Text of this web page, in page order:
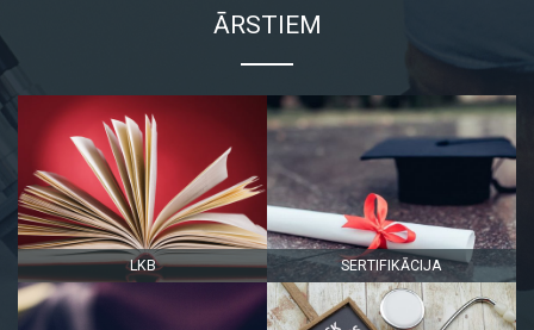
kvalitātes uzraudzībai unNeatliekamās medicīniskās
iesaisti Metodiskās vadības institūcijas
Vienlaikus turpinās darbs pie akūta koronāra sindroma
klīnisko algoritmu un klīnisko ceļu pilnveides, lai pacientiem
visā Latvijā nodrošinātu vēl kvalitatīvāku un savlaicīgāku
aprūpi.
MVI KJ uzdevumu veic Veselības ministrijas, Nacionālā
veselības dienesta un Paula Stradiņa Klīniskās
universitātes slimnīcas līguma ietvaros.
.
Foto: Miks Dūcis
ĀRSTIEM
LKB SERTIFIKĀCIJA